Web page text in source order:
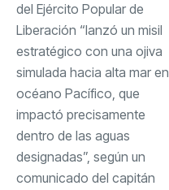
del Ejército Popular de
Liberación “lanzó un misil
estratégico con una ojiva
simulada hacia alta mar
océano Pacífico, que
impactó precisamente
dentro de las aguas
designadas”, según un
comunicado del capitán